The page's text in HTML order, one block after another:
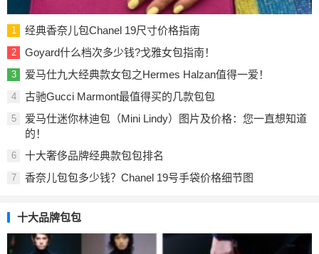
1 经典香奈儿包Chanel 19尺寸价格指南
2 Goyard什么档次多少钱?戈雅女包指南！
3 爱马仕九大经典款女包之Hermes Halzan值得一爱！
4 古驰Gucci Marmont最值得买的几款包包
5
爱马仕迷你林迪包（Mini Lindy）图片及价格：您一直想知道
的！
6 十大奢侈品牌经典款包包排名
7 香奈儿包包多少钱？Chanel 19号手袋价格细节图
十大品牌包包